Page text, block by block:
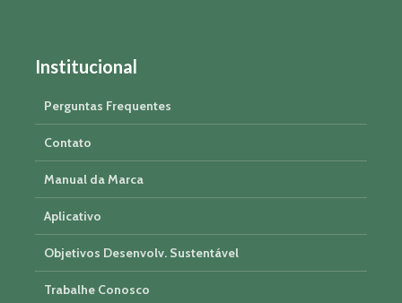
Institucional
Perguntas Frequentes
Contato
Manual da Marca
Aplicativo
Objetivos Desenvolv. Sustentável
Trabalhe Conosco